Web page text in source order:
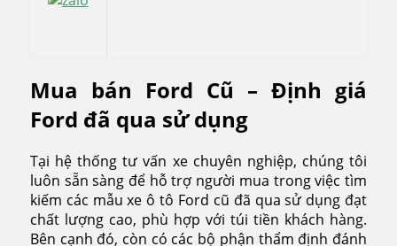
Mua bán Ford Cũ – Định giá
Ford đã qua sử dụng
Tại hệ thống tư vấn xe chuyên nghiệp, chúng tôi
luôn sẵn sàng để hỗ trợ người mua trong việc tìm
kiếm các mẫu xe ô tô Ford cũ đã qua sử dụng đạt
chất lượng cao, phù hợp với túi tiền khách hàng.
Bên cạnh đó, còn có các bộ phận thẩm định đánh